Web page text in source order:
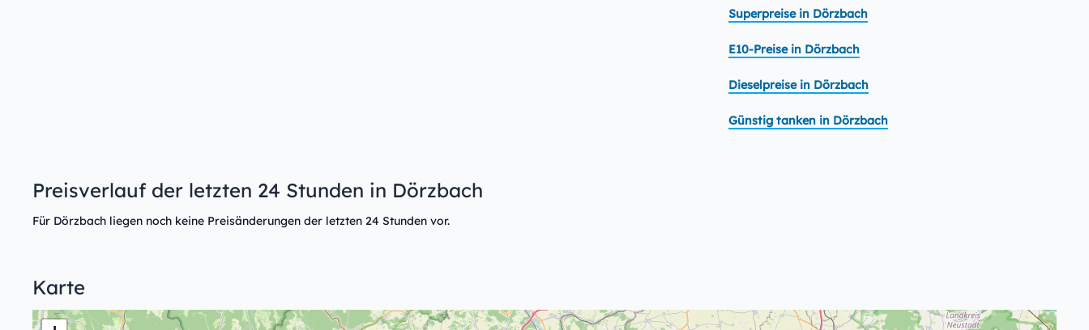
Superpreise in Dörzbach
E10-Preise in Dörzbach
Dieselpreise in Dörzbach
Günstig tanken in Dörzbach
Preisverlauf der letzten 24 Stunden in Dörzbach
Für Dörzbach liegen noch keine Preisänderungen der letzten 24 Stunden vor.
Karte